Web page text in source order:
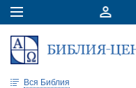
Вся Библия